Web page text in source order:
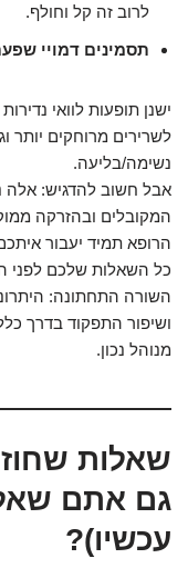
לרוב זה קל וחולף.
תסמינים דמויי
ישנן תופעות לוואי
לשרירים מרוחקים יותר
נשימה/בליעה.
אבל חשוב להדגיש: אלה
המקובלים ובהזרקה
הרופא תמיד יעבור
כל השאלות שלכם לפני
השורה התחתונה:
ושיפור התפקוד בדרך
מנוהל נכון.
שאלות
גם אתם
עכשיו)?